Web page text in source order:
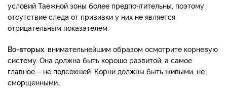
условий Таежной зоны более предпочтительны, поэтому
отсутствие следа от прививки у них не является
отрицательным показателем.
Во-вторых, внимательнейшим образом осмотрите корневую
систему. Она должна быть хорошо развитой, а самое
главное – не подсохшей. Корни должны быть живыми, не
сморщенными.